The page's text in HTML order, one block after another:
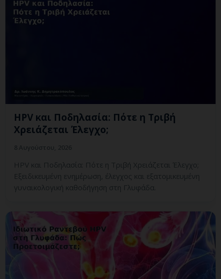
HPV και Ποδηλασία: Πότε η Τριβή
Χρειάζεται Έλεγχο;
HPV και Ποδηλασία: Πότε η Τριβή Χρειάζεται Έλεγχο;
Εξειδικευμένη ενημέρωση, έλεγχος και εξατομικευμένη
γυναικολογική καθοδήγηση στη Γλυφάδα.